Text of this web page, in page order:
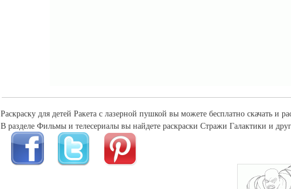
Раскраску для детей Ракета с лазерной пушкой вы можете бесплатно скачать и
В разделе Фильмы и телесериалы вы найдете раскраски Стражи Галактики и